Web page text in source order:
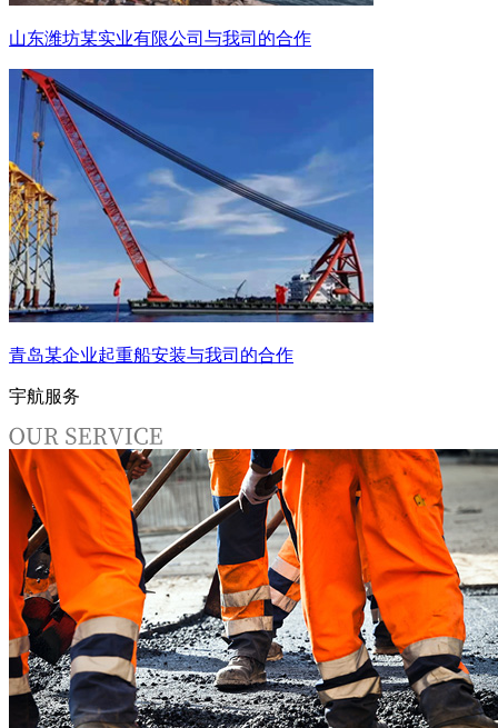
山东潍坊某实业有限公司与我司的合作
青岛某企业起重船安装与我司的合作
宇航服务